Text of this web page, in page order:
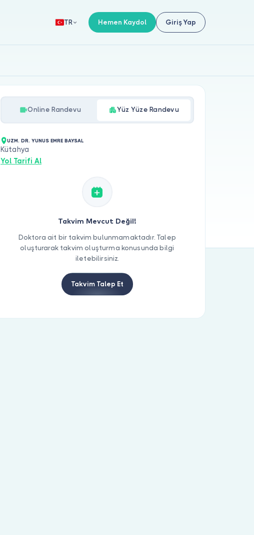
TR Hemen Kaydol Giriş Yap
Online Randevu Yüz Yüze Randevu
UZM. DR. YUNUS EMRE BAYSAL
Kütahya
Yol Tarifi Al
Takvim Mevcut Değil!
Doktora ait bir takvim bulunmamaktadır. Talep
oluşturarak takvim oluşturma konusunda bilgi
iletebilirsiniz.
Takvim Talep Et